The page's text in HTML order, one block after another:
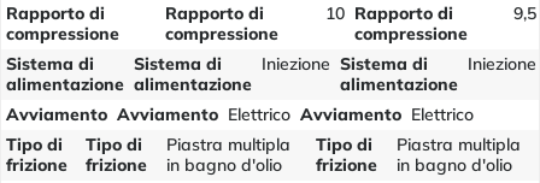
Rapporto di
compressione
Rapporto di
compressione
10 Rapporto di
compressione
9,5
Sistema di
alimentazione
Sistema di
alimentazione
Iniezione Sistema di
alimentazione
Iniezione
Avviamento Avviamento Elettrico Avviamento Elettrico
Tipo di
frizione
Tipo di
frizione
Piastra multipla
in bagno d'olio
Tipo di
frizione
Piastra multipla
in bagno d'olio